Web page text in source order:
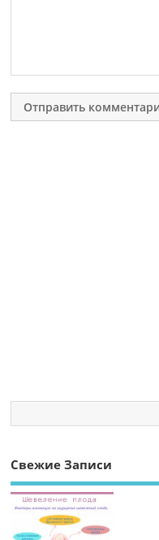
Свежие Записи